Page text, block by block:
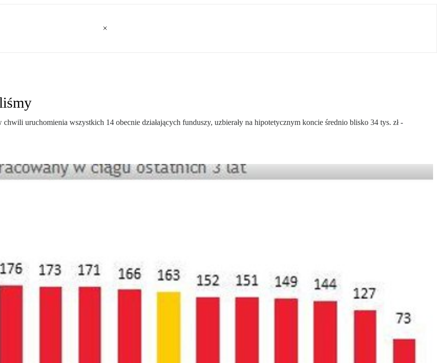
uruchomienia wszystkich 14 obecnie działających funduszy, uzbierały na hipotetycznym koncie średnio blisko 34 tys. zł -